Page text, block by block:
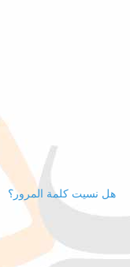
هل نسيت كلمة المرور؟